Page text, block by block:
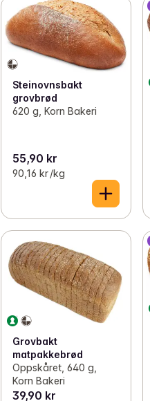
Steinovnsbakt
grovbrød
620 g, Korn Bakeri
55,90 kr
90,16 kr /kg
Grovbakt
matpakkebrød
Oppskåret, 640 g,
Korn Bakeri
39,90 kr